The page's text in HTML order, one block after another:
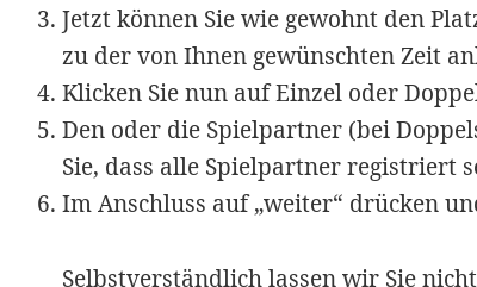
Jetzt können Sie wie gewohnt den
zu der von Ihnen gewünschten Zeit
Klicken Sie nun auf Einzel oder
Den oder die Spielpartner (bei
Sie, dass alle Spielpartner registriert
Im Anschluss auf „weiter“ drücken
Selbstverständlich lassen wir Sie